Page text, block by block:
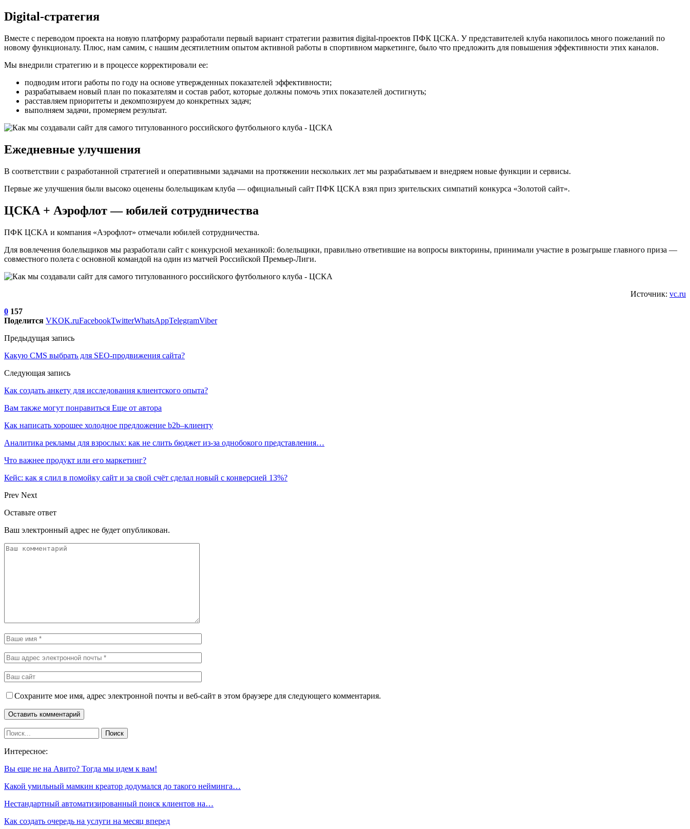
Digital-стратегия
Вместе с переводом проекта на новую платформу разработали первый вариант стратегии развития digital-проектов ПФК ЦСКА. У представителей клуба накопилось много пожеланий по
новому функционалу. Плюс, нам самим, с нашим десятилетним опытом активной работы в спортивном маркетинге, было что предложить для повышения эффективности этих каналов.
Мы внедрили стратегию и в процессе корректировали ее:
подводим итоги работы по году на основе утвержденных показателей эффективности;
разрабатываем новый план по показателям и состав работ, которые должны помочь этих показателей достигнуть;
расставляем приоритеты и декомпозируем до конкретных задач;
выполняем задачи, промеряем результат.
Ежедневные улучшения
В соответствии с разработанной стратегией и оперативными задачами на протяжении нескольких лет мы разрабатываем и внедряем новые функции и сервисы.
Первые же улучшения были высоко оценены болельщикам клуба — официальный сайт ПФК ЦСКА взял приз зрительских симпатий конкурса «Золотой сайт».
ЦСКА + Аэрофлот — юбилей сотрудничества
ПФК ЦСКА и компания «Аэрофлот» отмечали юбилей сотрудничества.
Для вовлечения болельщиков мы разработали сайт с конкурсной механикой: болельщики, правильно ответившие на вопросы викторины, принимали участие в розыгрыше главного приза —
совместного полета с основной командой на один из матчей Российской Премьер-Лиги.
Источник: vc.ru
0 157
Поделится VKOK.ruFacebookTwitterWhatsAppTelegramViber
Предыдущая запись
Какую CMS выбрать для SEO-продвижения сайта?
Следующая запись
Как создать анкету для исследования клиентского опыта?
Вам также могут понравиться Еще от автора
Как написать хорошее холодное предложение b2b–клиенту
Аналитика рекламы для взрослых: как не слить бюджет из-за однобокого представления…
Что важнее продукт или его маркетинг?
Кейс: как я слил в помойку сайт и за свой счёт сделал новый с конверсией 13%?
Prev Next
Оставьте ответ
Ваш электронный адрес не будет опубликован.
Сохраните мое имя, адрес электронной почты и веб-сайт в этом браузере для следующего комментария.
Интересное:
Вы еще не на Авито? Тогда мы идем к вам!
Какой умильный мамкин креатор додумался до такого нейминга…
Нестандартный автоматизированный поиск клиентов на…
Как создать очередь на услуги на месяц вперед